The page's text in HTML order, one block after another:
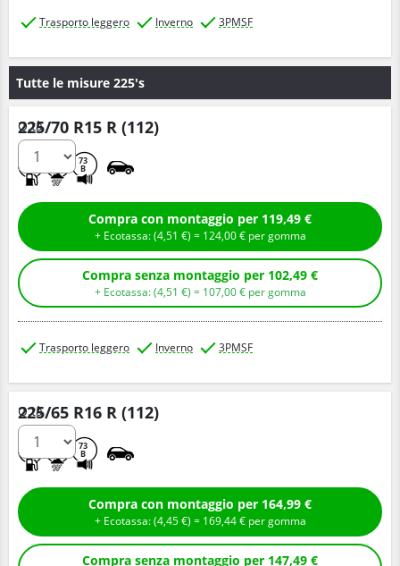
Trasporto leggero Inverno 3PMSF
Tutte le misure 225's
225/70 R15 R (112)
73
B
Q.tà
Compra con montaggio per 119,49 €
+ Ecotassa: (4,51 € ) = 124,00€ per gomma
Compra senza montaggio per 102,49 €
+ Ecotassa: (4,51 € ) = 107,00€ per gomma
Trasporto leggero Inverno 3PMSF
225/65 R16 R (112)
73
B
Q.tà
Compra con montaggio per 164,99 €
+ Ecotassa: (4,45€ ) = 169,44€ per gomma
Compra senza montaggio per 147,49 €